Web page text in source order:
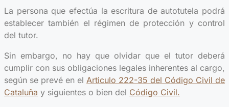
La persona que efectúa la escritura de autotutela podrá
establecer también el régimen de protección y control
del tutor.
Sin embargo, no hay que olvidar que el tutor deberá
cumplir con sus obligaciones legales inherentes al cargo,
según se prevé en el Articulo 222-35 del Código Civil de
Cataluña y siguientes o bien del Código Civil.